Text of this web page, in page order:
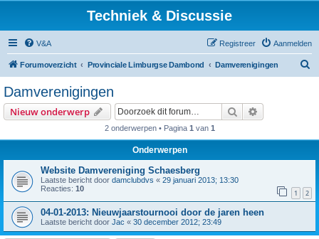
Techniek & Discussie
V&A Aanmelden
Registreer
Forumoverzicht Provinciale Limburgse Dambond Damverenigingen
Damverenigingen
Nieuw onderwerp Zoek
2 onderwerpen • Pagina 1 van 1
Onderwerpen
Website Damvereniging Schaesberg
Laatste bericht door damclubdvs « 29 januari 2013; 13:30
Reacties: 10 1 2
04-01-2013: Nieuwjaarstournooi door de jaren heen
Laatste bericht door Jac « 30 december 2012; 23:49